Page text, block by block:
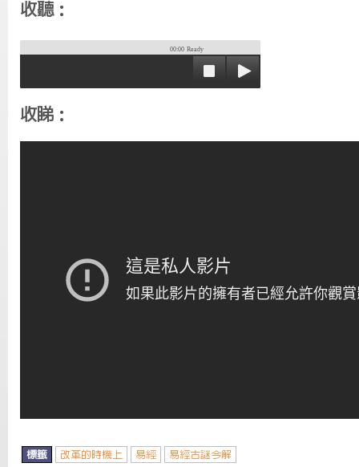
收聽：
00:00 Ready
收睇：
標籤 改革的時機上 易經 易經古謎今解